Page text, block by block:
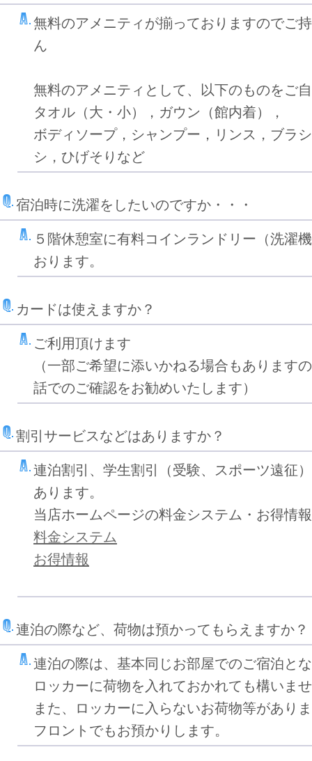
無料のアメニティが揃っておりますのでご
ん
無料のアメニティとして、以下のものをご
タオル（大・小），ガウン（館内着），
ボディソープ，シャンプー，リンス，ブラ
シ，ひげそりなど
宿泊時に洗濯をしたいのですか・・・
５階休憩室に有料コインランドリー（洗濯
おります。
カードは使えますか？
ご利用頂けます
（一部ご希望に添いかねる場合もあります
話でのご確認をお勧めいたします）
割引サービスなどはありますか？
連泊割引、学生割引（受験、スポーツ遠征
あります。
当店ホームページの料金システム・お得情
料金システム
お得情報
連泊の際など、荷物は預かってもらえますか？
連泊の際は、基本同じお部屋でのご宿泊と
ロッカーに荷物を入れておかれても構いま
また、ロッカーに入らないお荷物等があり
フロントでもお預かりします。